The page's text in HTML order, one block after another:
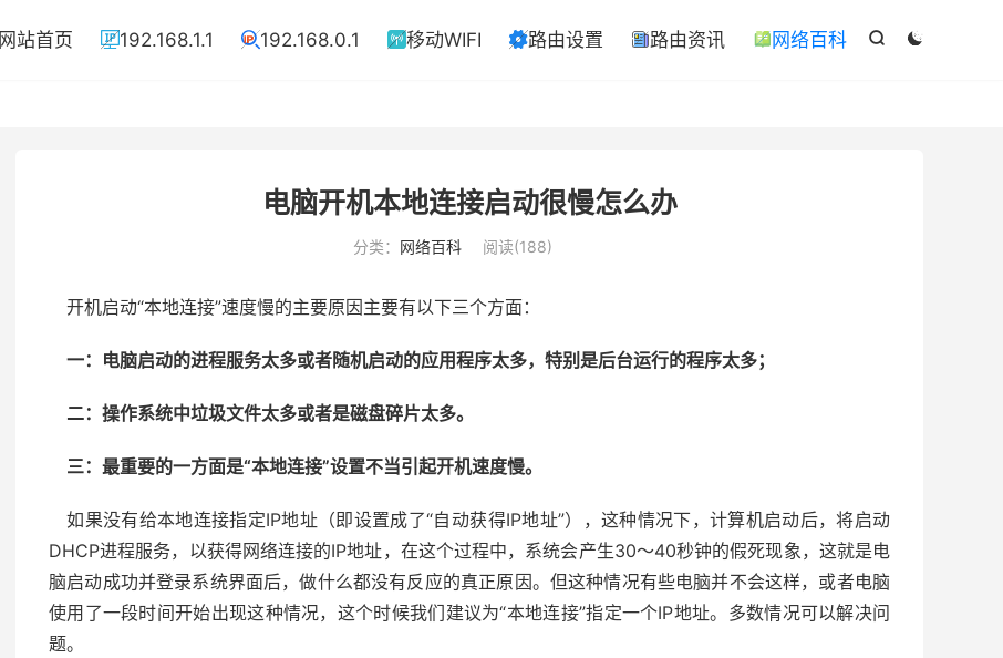


网站首页 192.168.1.1 192.168.0.1 移动WIFI 路由设置 ￋ路由资讯  网络百科
电脑开机本地连接启动很慢怎么办
分类： 网络百科 阅读(188)
开机启动“本地连接”速度慢的主要原因主要有以下三个方面：
一：电脑启动的进程服务太多或者随机启动的应用程序太多，特别是后台运行的程序太多；
二：操作系统中垃圾文件太多或者是磁盘碎片太多。
三：最重要的一方面是“本地连接”设置不当引起开机速度慢。
如果没有给本地连接指定IP地址（即设置成了“自动获得IP地址”），这种情况下，计算机启动后，将启动
DHCP进程服务，以获得网络连接的IP地址，在这个过程中，系统会产生30～40秒钟的假死现象，这就是电
脑启动成功并登录系统界面后，做什么都没有反应的真正原因。但这种情况有些电脑并不会这样，或者电脑
使用了一段时间开始出现这种情况，这个时候我们建议为“本地连接”指定一个IP地址。多数情况可以解决问
题。